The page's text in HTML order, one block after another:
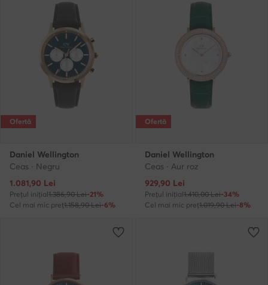
Ofertă
Daniel Wellington
Ceas · Negru
Prețul actual
1.081,90 Lei
Prețul inițial1.386,90 Lei-21%
Cel mai mic preț1.158,90 Lei-6%
Ofertă
Daniel Wellington
Ceas · Aur roz
Prețul actual
929,90 Lei
Prețul inițial1.410,00 Lei-34%
Cel mai mic preț1.019,90 Lei-8%